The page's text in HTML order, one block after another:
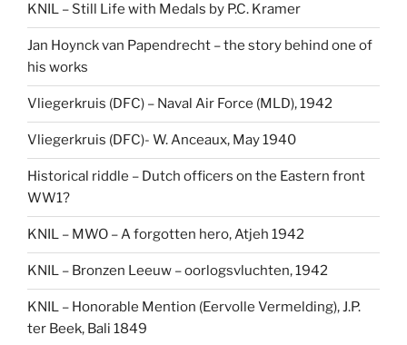
KNIL – Still Life with Medals by P.C. Kramer
Jan Hoynck van Papendrecht – the story behind one of
his works
Vliegerkruis (DFC) – Naval Air Force (MLD), 1942
Vliegerkruis (DFC)- W. Anceaux, May 1940
Historical riddle – Dutch officers on the Eastern front
WW1?
KNIL – MWO – A forgotten hero, Atjeh 1942
KNIL – Bronzen Leeuw – oorlogsvluchten, 1942
KNIL – Honorable Mention (Eervolle Vermelding), J.P.
ter Beek, Bali 1849